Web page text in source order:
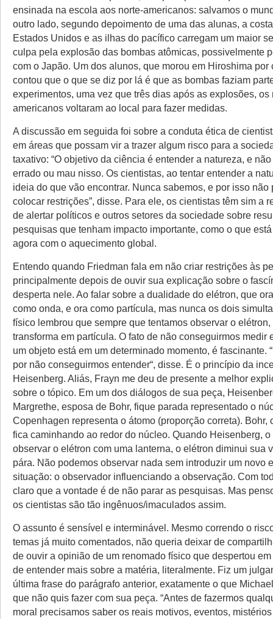
ensinada na escola aos norte-americanos: salvamos o
outro lado, segundo depoimento de uma das alunas, a
Estados Unidos e as ilhas do pacífico carregam um maior
culpa pela explosão das bombas atômicas, possivelmente
com o Japão. Um dos alunos, que morou em Hiroshima por
contou que o que se diz por lá é que as bombas faziam
experimentos, uma vez que três dias após as explosões, os
americanos voltaram ao local para fazer medidas.
A discussão em seguida foi sobre a conduta ética de
em áreas que possam vir a trazer algum risco para a
taxativo: “O objetivo da ciência é entender a natureza, e
errado ou mau nisso. Os cientistas, ao tentar entender a
ideia do que vão encontrar. Nunca sabemos, e por isso não
colocar restrições”, disse. Para ele, os cientistas têm sim a
de alertar políticos e outros setores da sociedade sobre
pesquisas que tenham impacto importante, como o que
agora com o aquecimento global.
Entendo quando Friedman fala em não criar restrições às
principalmente depois de ouvir sua explicação sobre o
desperta nele. Ao falar sobre a dualidade do elétron, que
como onda, e ora como partícula, mas nunca os dois
físico lembrou que sempre que tentamos observar o
transforma em partícula. O fato de não conseguirmos medir
um objeto está em um determinado momento, é fascinante.
por não conseguirmos entender“, disse. É o princípio da
Heisenberg. Aliás, Frayn me deu de presente a melhor
sobre o tópico. Em um dos diálogos de sua peça,
Margrethe, esposa de Bohr, fique parada representado o
Copenhagen representa o átomo (proporção correta). Bohr,
fica caminhando ao redor do núcleo. Quando Heisenberg, o
observar o elétron com uma lanterna, o elétron diminui sua
pára. Não podemos observar nada sem introduzir um novo
situação: o observador influenciando a observação. Com
claro que a vontade é de não parar as pesquisas. Mas
os cientistas são tão ingênuos/imaculados assim.
O assunto é sensível e interminável. Mesmo correndo o
temas já muito comentados, não queria deixar de
de ouvir a opinião de um renomado físico que despertou
de entender mais sobre a matéria, literalmente. Fiz um
última frase do parágrafo anterior, exatamente o que
que não quis fazer com sua peça. “Antes de fazermos
moral precisamos saber os reais motivos, eventos,